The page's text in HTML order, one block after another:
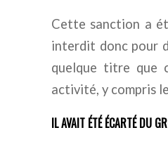
Cette sanction a
interdit donc pour
quelque titre que
activité, y compris
IL AVAIT ÉTÉ ÉCARTÉ DU